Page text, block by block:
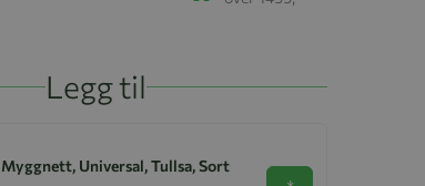
Legg til
Myggnett, Universal, Tullsa, Sort